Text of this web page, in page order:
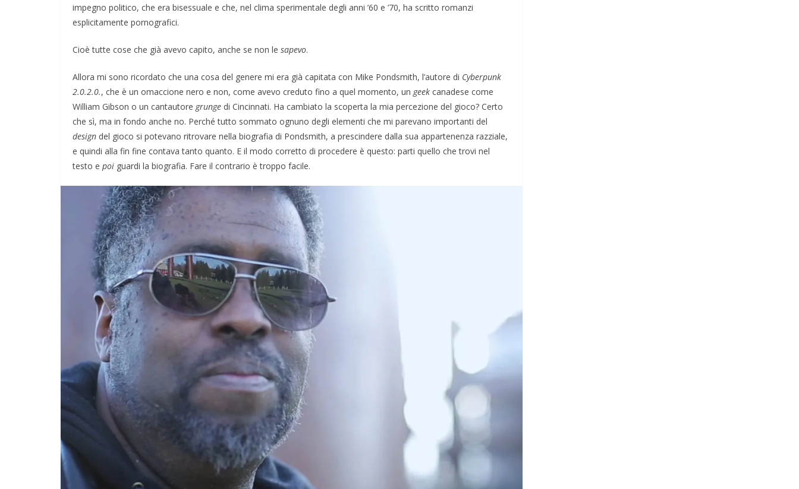
impegno politico, che era bisessuale e che, nel clima sperimentale degli anni ’60 e ’70, ha scritto romanzi
esplicitamente pornografici.
Cioè tutte cose che già avevo capito, anche se non le sapevo.
Allora mi sono ricordato che una cosa del genere mi era già capitata con Mike Pondsmith, l’autore di Cyberpunk
2.0.2.0., che è un omaccione nero e non, come avevo creduto fino a quel momento, un geek canadese come
William Gibson o un cantautore grunge di Cincinnati. Ha cambiato la scoperta la mia percezione del gioco? Certo
che sì, ma in fondo anche no. Perché tutto sommato ognuno degli elementi che mi parevano importanti del
design del gioco si potevano ritrovare nella biografia di Pondsmith, a prescindere dalla sua appartenenza razziale,
e quindi alla fin fine contava tanto quanto. E il modo corretto di procedere è questo: parti quello che trovi nel
testo e poi guardi la biografia. Fare il contrario è troppo facile.